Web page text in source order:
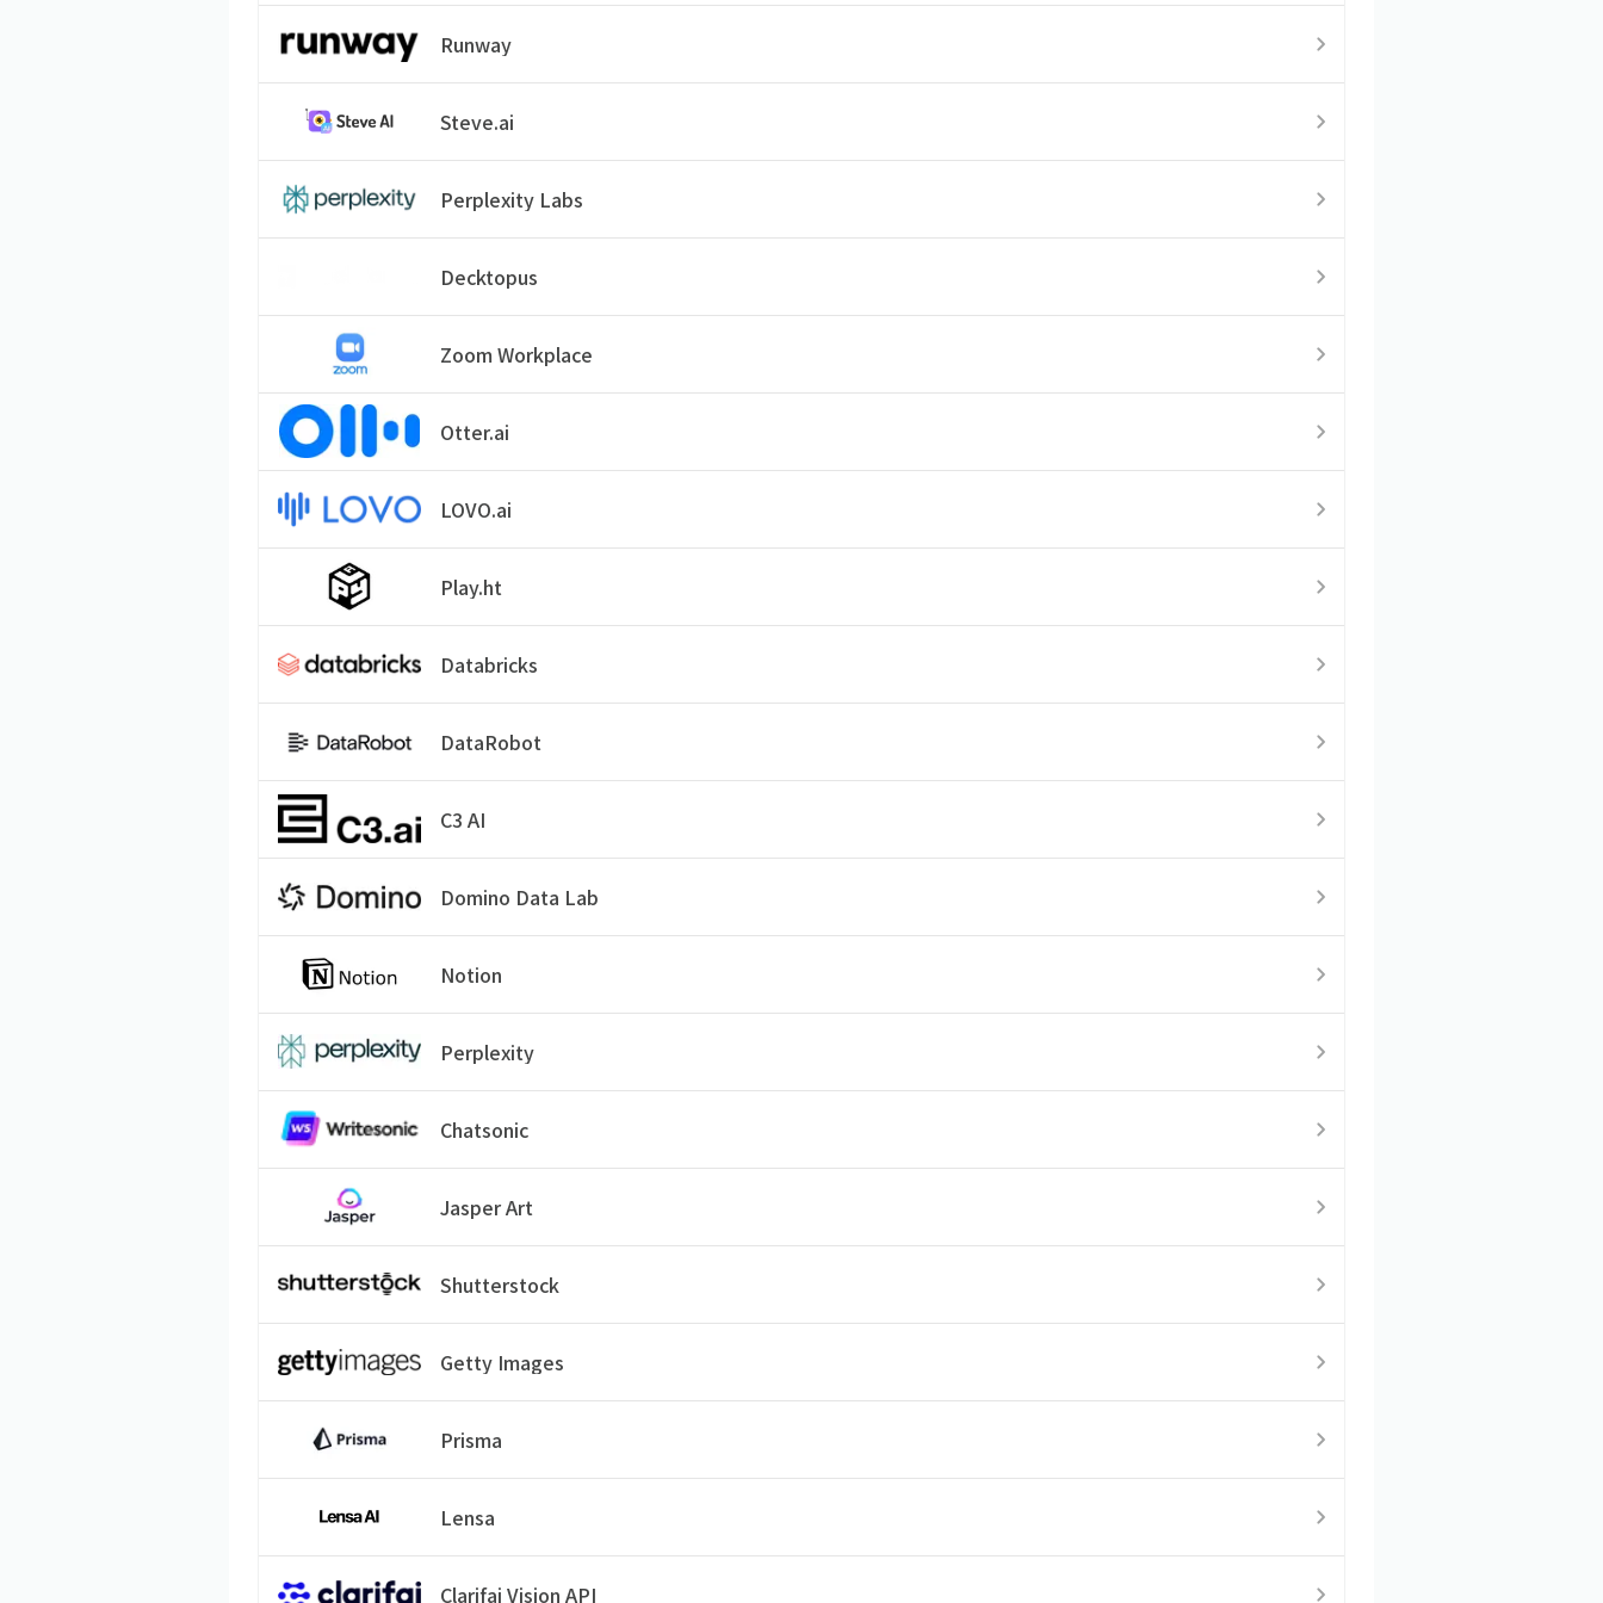
Runway
Steve.ai
Perplexity Labs
Decktopus
Zoom Workplace
Otter.ai
LOVO.ai
Play.ht
Databricks
DataRobot
C3 AI
Domino Data Lab
Notion
Perplexity
Chatsonic
Jasper Art
Shutterstock
Getty Images
Prisma
Lensa
Clarifai Vision API